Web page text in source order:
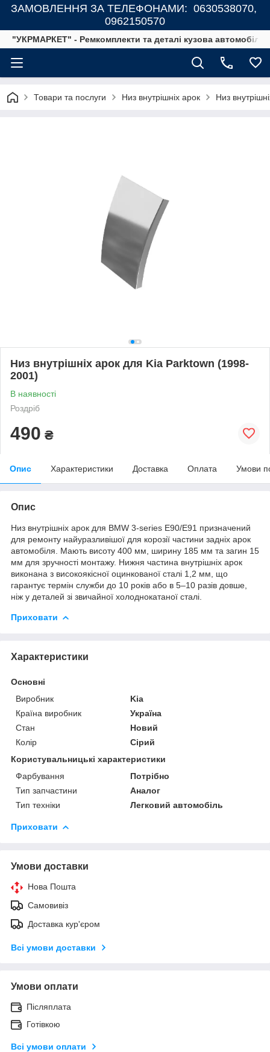
ЗАМОВЛЕННЯ ЗА ТЕЛЕФОНАМИ: 0630538070,
0962150570
"УКРМАРКЕТ" - Ремкомплекти та деталі кузова автомобілів
Товари та послуги Низ внутрішніх арок Низ
Низ внутрішніх арок для Kia Parktown (1998-
2001)
В наявності
Роздріб
490 ₴
Опис Характеристики Доставка Оплата Умови
Опис
Низ внутрішніх арок для BMW 3-series E90/E91 призначений
для ремонту найуразливішої для корозії частини задніх арок
автомобіля. Мають висоту 400 мм, ширину 185 мм та загин 15
мм для зручності монтажу. Нижня частина внутрішніх арок
виконана з високоякісної оцинкованої сталі 1,2 мм, що
гарантує термін служби до 10 років або в 5–10 разів довше,
ніж у деталей зі звичайної холоднокатаної сталі.
Приховати
Характеристики
Основні
Виробник
Kia
Країна виробник
Україна
Стан
Новий
Колір
Сірий
Користувальницькі характеристики
Фарбування
Потрібно
Тип запчастини
Аналог
Тип техніки
Легковий автомобіль
Приховати
Умови доставки
Нова Пошта
Самовивіз
Доставка кур'єром
Всі умови доставки
Умови оплати
Післяплата
Готівкою
Всі умови оплати